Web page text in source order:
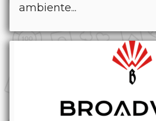
ambiente...